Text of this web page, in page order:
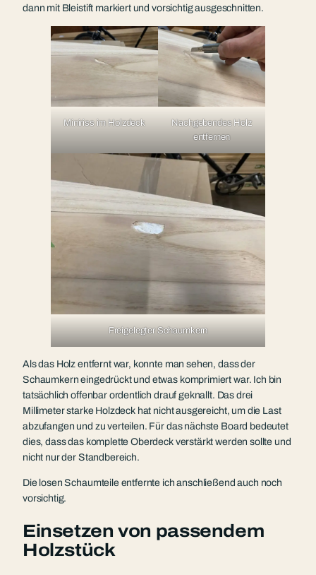
dann mit Bleistift markiert und vorsichtig ausgeschnitten.
Miniriss im Holzdeck
Nachgebendes Holz
entfernen
Freigelegter Schaumkern
Als das Holz entfernt war, konnte man sehen, dass der
Schaumkern eingedrückt und etwas komprimiert war. Ich bin
tatsächlich offenbar ordentlich drauf geknallt. Das drei
Millimeter starke Holzdeck hat nicht ausgereicht, um die Last
abzufangen und zu verteilen. Für das nächste Board bedeutet
dies, dass das komplette Oberdeck verstärkt werden sollte und
nicht nur der Standbereich.
Die losen Schaumteile entfernte ich anschließend auch noch
vorsichtig.
Einsetzen von passendem
Holzstück